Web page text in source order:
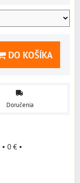
DO KOŠÍKA
Doručenia
• 0 € •